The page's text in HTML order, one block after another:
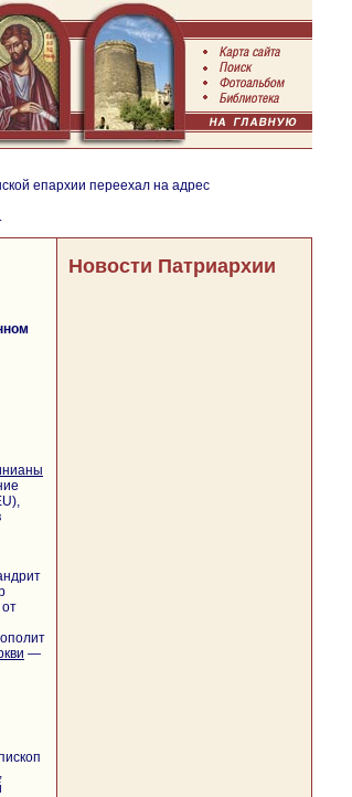
епархии переехал на адрес
—
Новости Патриархии